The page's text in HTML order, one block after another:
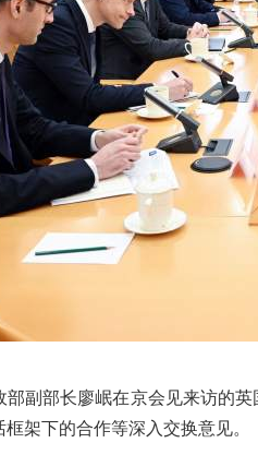
副部长廖岷在京会见来访的英
架下的合作等深入交换意见。